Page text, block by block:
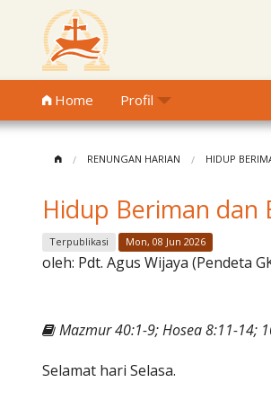
Home Profil
RENUNGAN HARIAN HIDUP
Hidup Beriman dan
Terpublikasi Mon, 08 Jun 2026
oleh: Pdt. Agus Wijaya (Pendeta
Mazmur 40:1-9; Hosea 8:11-14;
Selamat hari Selasa.